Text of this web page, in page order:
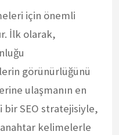
için önemli
İlk olarak,
görünürlüğünü
ulaşmanın en
bir SEO stratejisiyle,
kelimelerle